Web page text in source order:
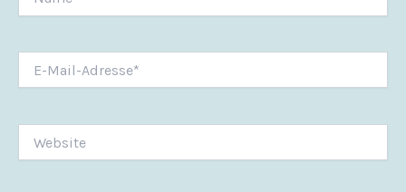
Mail-